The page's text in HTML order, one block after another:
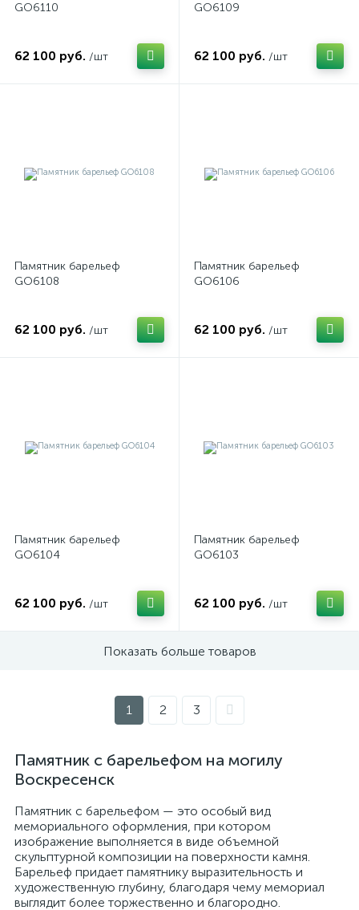
GO6110
62 100 руб. /шт
GO6109
62 100 руб. /шт
Памятник барельеф
GO6108
62 100 руб. /шт
Памятник барельеф
GO6106
62 100 руб. /шт
Памятник барельеф
GO6104
62 100 руб. /шт
Памятник барельеф
GO6103
62 100 руб. /шт
Показать больше товаров
1 2 3
Памятник с барельефом на могилу
Воскресенск
Памятник с барельефом — это особый вид
мемориального оформления, при котором
изображение выполняется в виде объемной
скульптурной композиции на поверхности камня.
Барельеф придает памятнику выразительность и
художественную глубину, благодаря чему мемориал
выглядит более торжественно и благородно.